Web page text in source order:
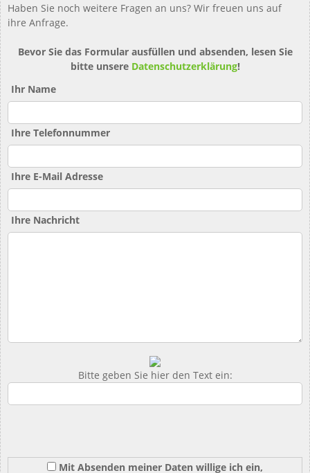
Haben Sie noch weitere Fragen an uns? Wir freuen uns auf
ihre Anfrage.
Bevor Sie das Formular ausfüllen und absenden, lesen Sie
bitte unsere Datenschutzerklärung!
Ihr Name
Ihre Telefonnummer
Ihre E-Mail Adresse
Ihre Nachricht
Bitte geben Sie hier den Text ein:
Mit Absenden meiner Daten willige ich ein,